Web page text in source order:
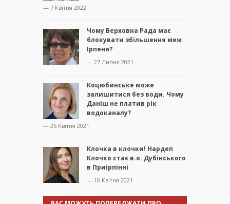
— 7 Квітня 2022
Чому Верховна Рада має
блокувати збільшення меж
Ірпеня?
— 27 Липня 2021
Коцюбинське може
залишитися без води. Чому
Даніш не платив рік
водоканалу?
— 26 Квітня 2021
Клочка в клочки! Нардеп
Клочко стає в.о. Дубінського
в Приірпінні
— 10 Квітня 2021